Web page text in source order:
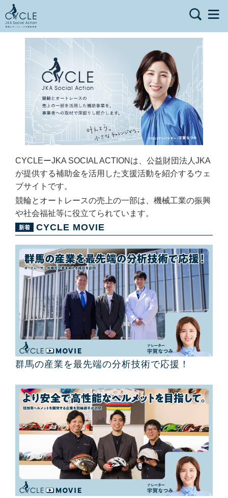
CYCLEーJKA SOCIAL ACTIONは、公益財団法人JKA
が提供する補助金を活用した支援活動を紹介するウェ
ブサイトです。
競輪とオートレースの売上の一部は、機械工業の振興
や社会福祉等に役立てられています。
CYCLE MOVIE
群馬の産業を最先端の分析技術で応援！